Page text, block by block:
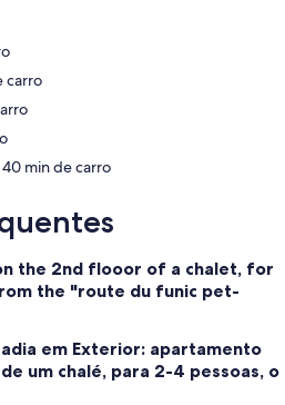
de carro
carro
‪Restaurant de Sorebois - ‬40 min de carro
the 2nd flooor of a chalet, for
the "route du funic pet-
em Exterior: apartamento
um chalé, para 2-4 pessoas, o